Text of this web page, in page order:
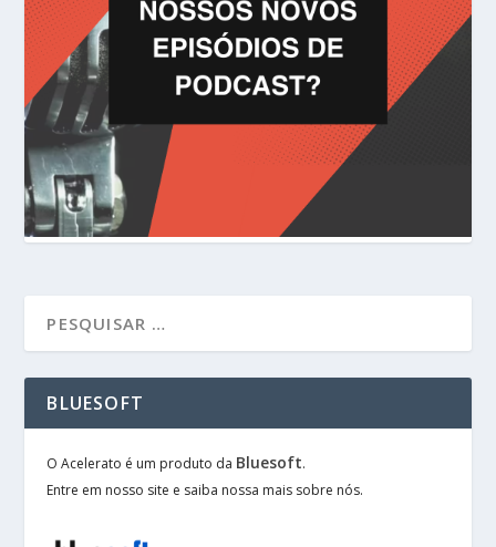
BLUESOFT
O Acelerato é um produto da Bluesoft.
Entre em nosso site e saiba nossa mais sobre nós.